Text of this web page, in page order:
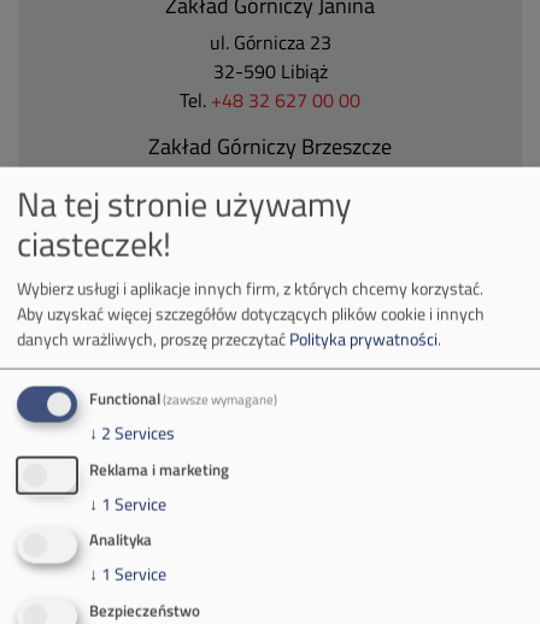
ul. Górnicza 23
32-590 Libiąż
Tel. +48 32 627 00 00
Zakład Górniczy Brzeszcze
32-620 Brzeszcze
Kontakt dla mediów:
mail:media@pkw-sa.pl
tel.:+48 32 618 56 02
(poniedziałek-piątek 7:00-15:00)
Na tej stronie używamy
ciasteczek!
Wybierz usługi i aplikacje innych firm, z których chcemy korzystać.
Aby uzyskać więcej szczegółów dotyczących plików cookie i innych
danych wrażliwych, proszę przeczytaćPolityka prywatności.
Functional(zawsze wymagane)
↓ 2Services
Reklama i marketing
↓ 1 Service
Analityka
↓ 1 Service
Bezpieczeństwo